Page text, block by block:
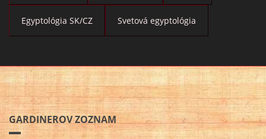
Egyptológia SK/CZ Svetová egyptológia
GARDINEROV ZOZNAM